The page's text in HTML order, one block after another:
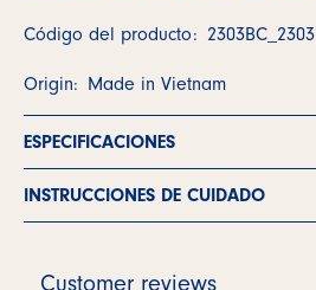
Código del producto: 2303BC_2303
Origin: Made in Vietnam
ESPECIFICACIONES
INSTRUCCIONES DE CUIDADO
Customer reviews